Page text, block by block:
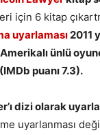
için 6 kitap
uyarlaması2011
ünlü
puanı 7.3).
dizi olarak
uyarlanması